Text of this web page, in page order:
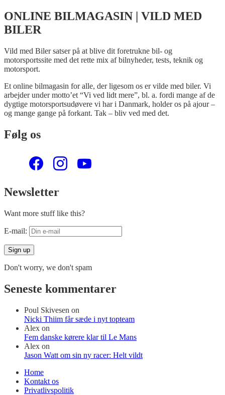
ONLINE BILMAGASIN | VILD MED
BILER
Vild med Biler satser på at blive dit foretrukne bil- og
motorsportssite med det rette mix af bilnyheder, tests, teknik og
motorsport.
Et online bilmagasin for alle, der ligesom os er vilde med biler. Vi
arbejder under motto’et “Vi ved lidt mere”, bl. a. fordi mange af de
dygtige motorsportsudøvere vi har i Danmark, holder os på ajour –
og mange gange på forkant. Tak – bliv ved med det.
Følg os
Newsletter
Want more stuff like this?
E-mail:
Don't worry, we don't spam
Seneste kommentarer
Poul Skivesen on
Nicki Thiim får sæde i nyt topteam
Alex on
Fem danske kørere klar til Le Mans
Alex on
Jason Watt om sin ny racer: Helt vildt
Home
Kontakt os
Privatlivspolitik